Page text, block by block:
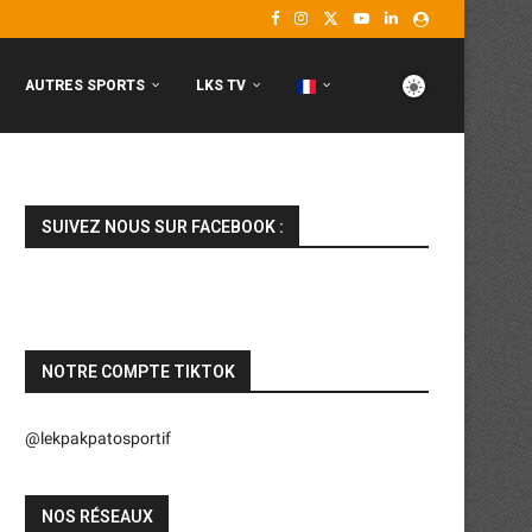
AUTRES SPORTS LKS TV
SUIVEZ NOUS SUR FACEBOOK :
NOTRE COMPTE TIKTOK
@lekpakpatosportif
NOS RÉSEAUX